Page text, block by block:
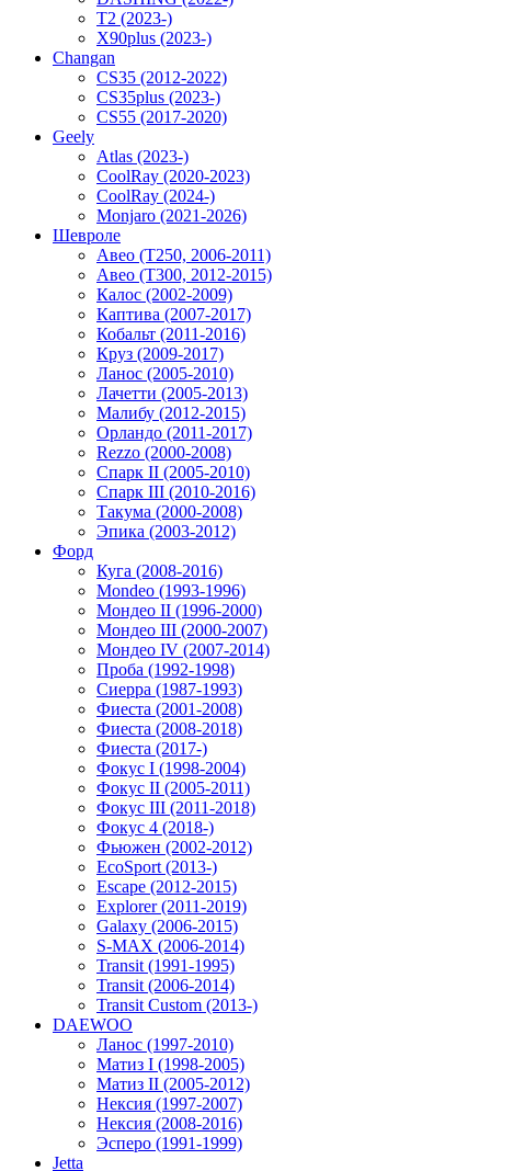
T2 (2023-)
X90plus (2023-)
Changan
CS35 (2012-2022)
CS35plus (2023-)
CS55 (2017-2020)
Geely
Atlas (2023-)
CoolRay (2020-2023)
CoolRay (2024-)
Monjaro (2021-2026)
Шевроле
Авео (T250, 2006-2011)
Авео (T300, 2012-2015)
Калос (2002-2009)
Каптива (2007-2017)
Кобальт (2011-2016)
Круз (2009-2017)
Ланос (2005-2010)
Лачетти (2005-2013)
Малибу (2012-2015)
Орландо (2011-2017)
Rezzo (2000-2008)
Спарк II (2005-2010)
Спарк III (2010-2016)
Такума (2000-2008)
Эпика (2003-2012)
Форд
Куга (2008-2016)
Mondeo (1993-1996)
Мондео II (1996-2000)
Мондео III (2000-2007)
Мондео IV (2007-2014)
Проба (1992-1998)
Сиерра (1987-1993)
Фиеста (2001-2008)
Фиеста (2008-2018)
Фиеста (2017-)
Фокус I (1998-2004)
Фокус II (2005-2011)
Фокус III (2011-2018)
Фокус 4 (2018-)
Фьюжен (2002-2012)
EcoSport (2013-)
Escape (2012-2015)
Explorer (2011-2019)
Galaxy (2006-2015)
S-MAX (2006-2014)
Transit (1991-1995)
Transit (2006-2014)
Transit Custom (2013-)
DAEWOO
Ланос (1997-2010)
Матиз I (1998-2005)
Матиз II (2005-2012)
Нексия (1997-2007)
Нексия (2008-2016)
Эсперо (1991-1999)
Jetta